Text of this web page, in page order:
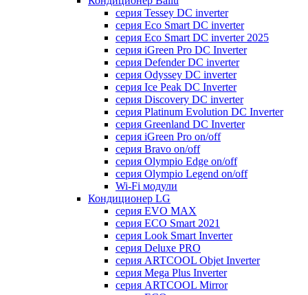
серия Tessey DC inverter
серия Eco Smart DC inverter
серия Eco Smart DC inverter 2025
серия iGreen Pro DC Inverter
серия Defender DC inverter
серия Odyssey DC inverter
серия Ice Peak DС Inverter
cерия Discovery DC inverter
серия Platinum Evolution DC Inverter
серия Greenland DC Inverter
серия iGreen Pro on/off
серия Bravo on/off
серия Olympio Edge on/off
серия Olympio Legend on/off
Wi-Fi модули
Кондиционер LG
серия EVO MAX
серия ECO Smart 2021
серия Look Smart Inverter
серия Deluxe PRO
серия ARTCOOL Objet Inverter
серия Mega Plus Inverter
серия ARTCOOL Mirror